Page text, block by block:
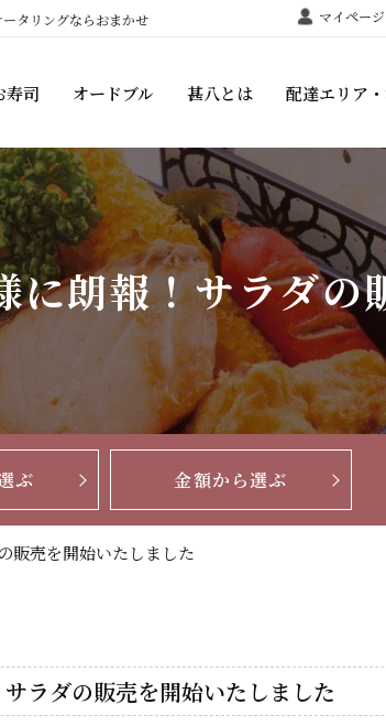
タリングならおまかせ マイページ
寿司 オードブル 甚八とは 配達エリア
に朗報！サラダの
ぶ 金額から選ぶ
販売を開始いたしました
ラダの販売を開始いたしました